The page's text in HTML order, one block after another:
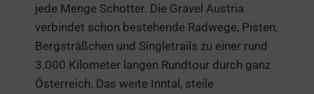
jede Menge Schotter. Die Gravel Austria
verbindet schon bestehende Radwege, Pisten,
Bergsträßchen und Singletrails zu einer rund
3.000 Kilometer langen Rundtour durch ganz
Österreich. Das weite Inntal, steile